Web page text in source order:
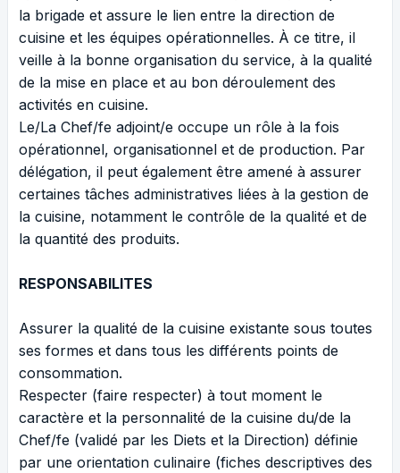
la brigade et assure le lien entre la direction de
cuisine et les équipes opérationnelles. À ce titre, il
veille à la bonne organisation du service, à la qualité
de la mise en place et au bon déroulement des
activités en cuisine.
Le/La Chef/fe adjoint/e occupe un rôle à la fois
opérationnel, organisationnel et de production. Par
délégation, il peut également être amené à assurer
certaines tâches administratives liées à la gestion de
la cuisine, notamment le contrôle de la qualité et de
la quantité des produits.
RESPONSABILITES
Assurer la qualité de la cuisine existante sous toutes
ses formes et dans tous les différents points de
consommation.
Respecter (faire respecter) à tout moment le
caractère et la personnalité de la cuisine du/de la
Chef/fe (validé par les Diets et la Direction) définie
par une orientation culinaire (fiches descriptives des